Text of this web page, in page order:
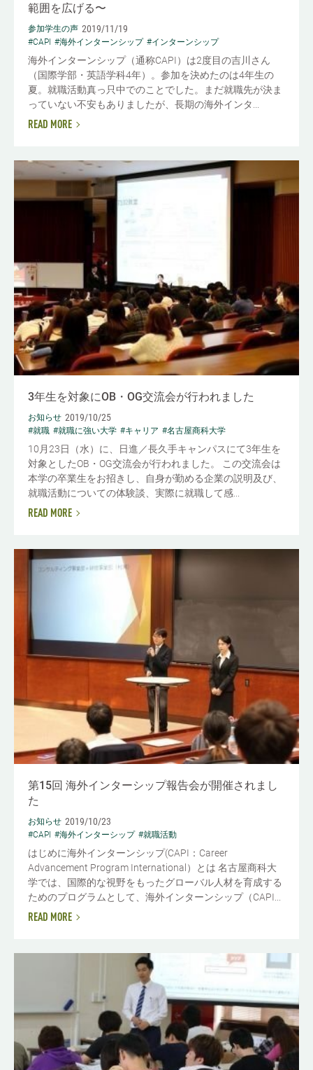
範囲を広げる〜
参加学生の声 2019/11/19
#CAPI #海外インターンシップ #インターンシップ
海外インターンシップ（通称CAPI）は2度目の吉川さん
（国際学部・英語学科4年）。参加を決めたのは4年生の
夏。就職活動真っ只中でのことでした。まだ就職先が決ま
っていない不安もありましたが、長期の海外インタ...
READ MORE
3年生を対象にOB・OG交流会が行われました
お知らせ 2019/10/25
#就職 #就職に強い大学 #キャリア #名古屋商科大学
10月23日（水）に、日進／長久手キャンパスにて3年生を
対象としたOB・OG交流会が行われました。 この交流会は
本学の卒業生をお招きし、自身が勤める企業の説明及び、
就職活動についての体験談、実際に就職して感...
READ MORE
第15回 海外インターシップ報告会が開催されまし
た
お知らせ 2019/10/23
#CAPI #海外インターシップ #就職活動
はじめに海外インターンシップ(CAPI：Career
Advancement Program International）とは 名古屋商科大
学では、国際的な視野をもったグローバル人材を育成する
ためのプログラムとして、海外インターンシップ（CAPI...
READ MORE